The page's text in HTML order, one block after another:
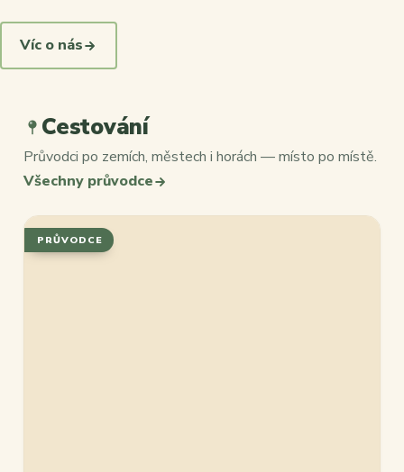
Víc o nás
Cestování
Průvodci po zemích, městech i horách — místo po místě.
Všechny průvodce
PRŮVODCE